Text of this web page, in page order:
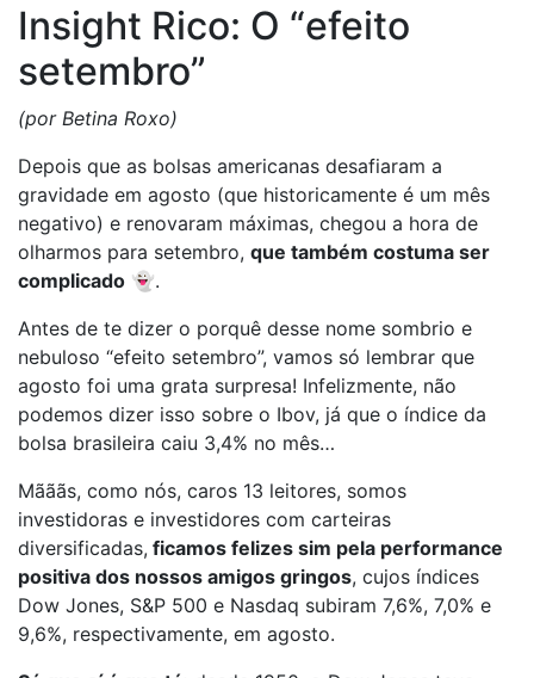
Insight Rico: O “efeito
setembro”
(por Betina Roxo)
Depois que as bolsas americanas desafiaram a
gravidade em agosto (que historicamente é um mês
negativo) e renovaram máximas, chegou a hora de
olharmos para setembro, que também costuma ser
complicado 👻.
Antes de te dizer o porquê desse nome sombrio e
nebuloso “efeito setembro”, vamos só lembrar que
agosto foi uma grata surpresa! Infelizmente, não
podemos dizer isso sobre o Ibov, já que o índice da
bolsa brasileira caiu 3,4% no mês…
Mãããs, como nós, caros 13 leitores, somos
investidoras e investidores com carteiras
diversificadas, ficamos felizes sim pela performance
positiva dos nossos amigos gringos, cujos índices
Dow Jones, S&P 500 e Nasdaq subiram 7,6%, 7,0% e
9,6%, respectivamente, em agosto.